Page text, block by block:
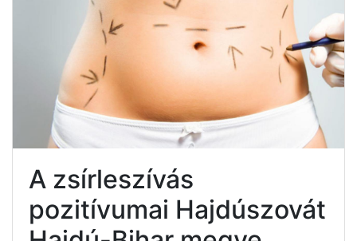
A zsírleszívás
pozitívumai Hajdúszovát